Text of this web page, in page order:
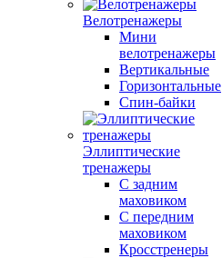
Велотренажеры
Мини
велотренажеры
Вертикальные
Горизонтальные
Спин-байки
Эллиптические
тренажеры
С задним
маховиком
С передним
маховиком
Кросстренеры